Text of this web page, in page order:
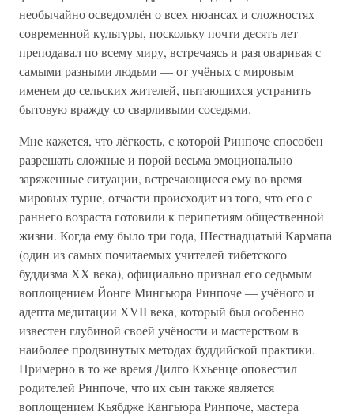
необычайно осведомлён о всех нюансах и сложностях
современной культуры, поскольку почти десять лет
преподавал по всему миру, встречаясь и разговаривая с
самыми разными людьми — от учёных с мировым
именем до сельских жителей, пытающихся устранить
бытовую вражду со сварливыми соседями.
Мне кажется, что лёгкость, с которой Ринпоче способен
разрешать сложные и порой весьма эмоционально
заряженные ситуации, встречающиеся ему во время
мировых турне, отчасти происходит из того, что его с
раннего возраста готовили к перипетиям общественной
жизни. Когда ему было три года, Шестнадцатый Кармапа
(один из самых почитаемых учителей тибетского
буддизма XX века), официально признал его седьмым
воплощением Йонге Мингьюра Ринпоче — учёного и
адепта медитации XVII века, который был особенно
известен глубиной своей учёности и мастерством в
наиболее продвинутых методах буддийской практики.
Примерно в то же время Дилго Кхьенце оповестил
родителей Ринпоче, что их сын также является
воплощением Кьябдже Кангьюра Ринпоче, мастера